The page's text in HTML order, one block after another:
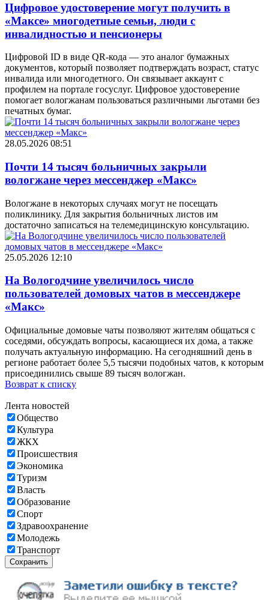
Цифровое удостоверение могут получить в
«Максе» многодетные семьи, люди с
инвалидностью и пенсионеры
Цифровой ID в виде QR-кода — это аналог бумажных
документов, который позволяет подтверждать возраст, статус
инвалида или многодетного. Он связывает аккаунт с
профилем на портале госуслуг. Цифровое удостоверение
помогает вологжанам пользоваться различными льготами без
печатных бумаг.
28.05.2026 08:51
Почти 14 тысяч больничных закрыли
вологжане через мессенджер «Макс»
Вологжане в некоторых случаях могут не посещать
поликлинику. Для закрытия больничных листов им
достаточно записаться на телемедицинскую консультацию.
25.05.2026 12:10
На Вологодчине увеличилось число
пользователей домовых чатов в мессенджере
«Макс»
Официальные домовые чаты позволяют жителям общаться с
соседями, обсуждать вопросы, касающиеся их дома, а также
получать актуальную информацию. На сегодняшний день в
регионе работает более 5,5 тысячи подобных чатов, к которым
присоединились свыше 89 тысяч вологжан.
Возврат к списку
Лента новостей
Общество
Культура
ЖКХ
Происшествия
Экономика
Туризм
Власть
Образование
Спорт
Здравоохранение
Молодежь
Транспорт
Сохранить